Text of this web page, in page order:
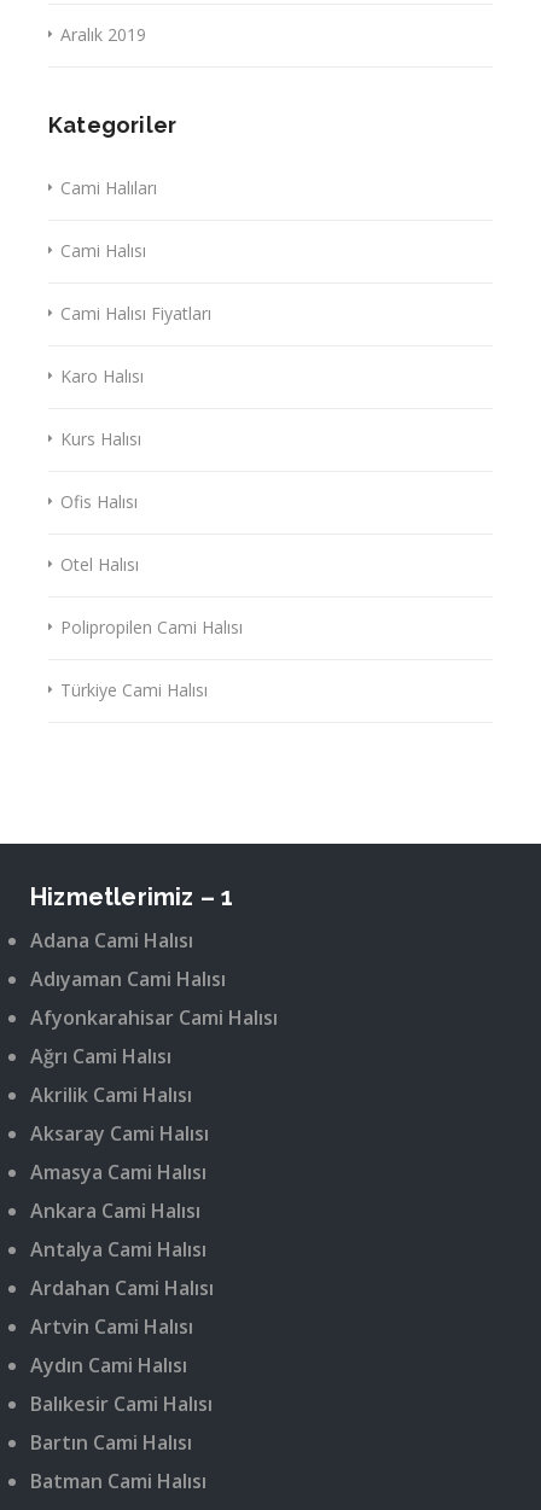
Aralık 2019
Kategoriler
Cami Halıları
Cami Halısı
Cami Halısı Fiyatları
Karo Halısı
Kurs Halısı
Ofis Halısı
Otel Halısı
Polipropilen Cami Halısı
Türkiye Cami Halısı
Hizmetlerimiz – 1
Adana Cami Halısı
Adıyaman Cami Halısı
Afyonkarahisar Cami Halısı
Ağrı Cami Halısı
Akrilik Cami Halısı
Aksaray Cami Halısı
Amasya Cami Halısı
Ankara Cami Halısı
Antalya Cami Halısı
Ardahan Cami Halısı
Artvin Cami Halısı
Aydın Cami Halısı
Balıkesir Cami Halısı
Bartın Cami Halısı
Batman Cami Halısı